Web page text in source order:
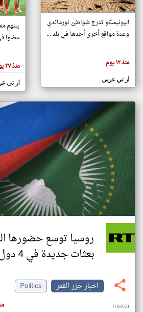
اخبار جزر
أهم اخبار جزر
هنا عن
وجهة
كاتبيها.
اليونيسكو تدرج شواطئ نورماندي
وعدة مواقع أخرى أحدها في بلد ...
منذ ١٢ يوم
ار تي عربي
عضوا
منذ ٢٧ يوم
ار تي
روسيا توسع حضورها
بعثات جديدة في 4 دول أفريقية
اخبار جزر القمر
Politics
TG39ZI